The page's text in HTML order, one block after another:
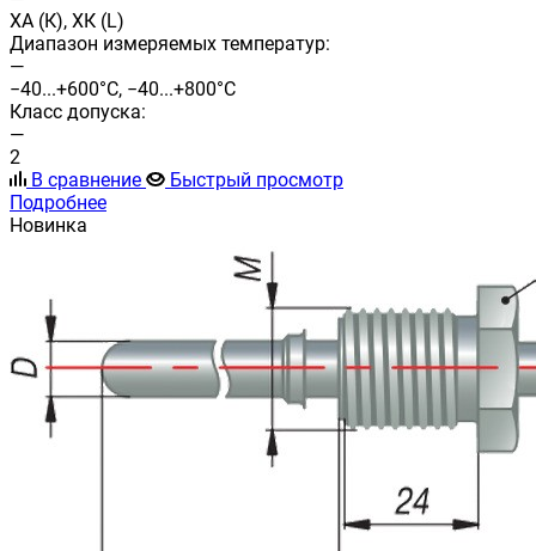
ХА (К), ХК (L)
Диапазон измеряемых температур:
—
−40...+600°С, −40...+800°С
Класс допуска:
—
2
В сравнение
Быстрый просмотр
Подробнее
Новинка